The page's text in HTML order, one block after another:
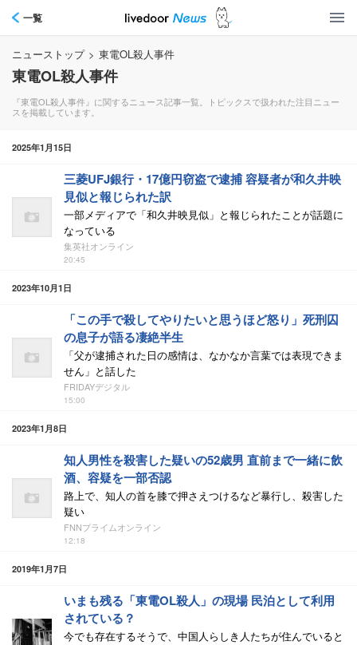
一覧
ニューストップ > 東電OL殺人事件
東電OL殺人事件
『東電OL殺人事件』に関するニュース記事一覧。トピックスで扱われた注目ニュー
スを掲載しています。
2025年1月15日
三菱UFJ銀行・17億円窃盗で逮捕 容疑者が和久井映
見似と報じられた訳
一部メディアで「和久井映見似」と報じられたことが話題に
なっている
集英社オンライン
20:45
2023年10月1日
「この手で殺してやりたいと思うほど怒り」死刑囚
の息子が語る凄絶半生
「父が逮捕された日の感情は、なかなか言葉では表現できま
せん」と話した
FRIDAYデジタル
15:00
2023年1月8日
知人男性を殺害した疑いの52歳男 直前まで一緒に飲
酒、容疑を一部否認
路上で、知人の首を膝で押さえつけるなど暴行し、殺害した
疑い
FNNプライムオンライン
12:18
2019年1月7日
いまも残る「東電OL殺人」の現場 民泊として利用
されている？
今でも存在するそうで、中国人らしき人たちが住んでいると